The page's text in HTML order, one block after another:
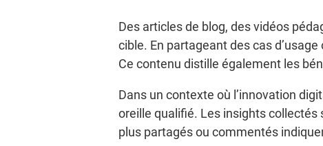
Des articles de blog, des vidéos
cible. En partageant des cas
Ce contenu distille également les
Dans un contexte où l’innovation
oreille qualifié. Les insights collectés
plus partagés ou commentés